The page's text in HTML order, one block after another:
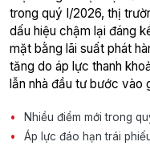
trong quý I/2026, thị
dấu hiệu chậm lại đáng
mặt bằng lãi suất phát
tăng do áp lực thanh
lẫn nhà đầu tư bước vào
Nhiều điểm mới trong
Áp lực đáo hạn trái